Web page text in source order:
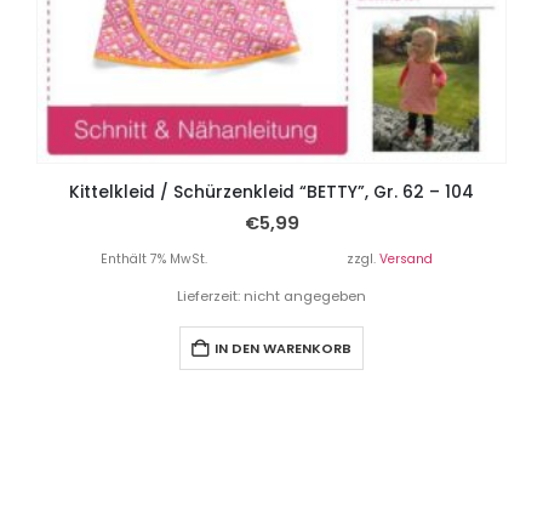
Kittelkleid / Schürzenkleid “BETTY”, Gr. 62 – 104
€5,99
Enthält 7% MwSt. zzgl. Versand
Lieferzeit: nicht angegeben
IN DEN WARENKORB